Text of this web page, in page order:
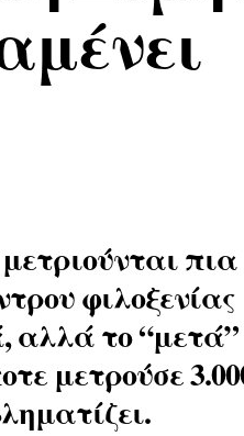
πια
φιλοξενίας
το “μετά”
μετρούσε